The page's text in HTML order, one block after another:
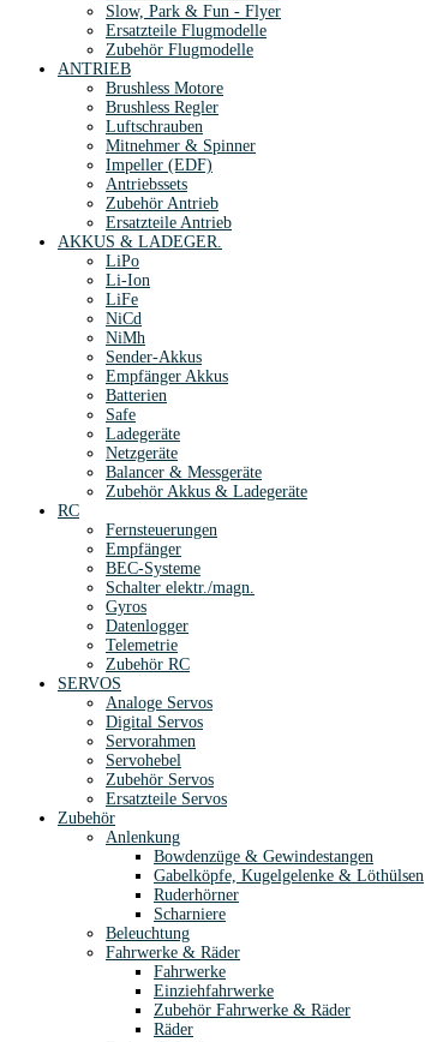
Slow, Park & Fun - Flyer
Ersatzteile Flugmodelle
Zubehör Flugmodelle
ANTRIEB
Brushless Motore
Brushless Regler
Luftschrauben
Mitnehmer & Spinner
Impeller (EDF)
Antriebssets
Zubehör Antrieb
Ersatzteile Antrieb
AKKUS & LADEGER.
LiPo
Li-Ion
LiFe
NiCd
NiMh
Sender-Akkus
Empfänger Akkus
Batterien
Safe
Ladegeräte
Netzgeräte
Balancer & Messgeräte
Zubehör Akkus & Ladegeräte
RC
Fernsteuerungen
Empfänger
BEC-Systeme
Schalter elektr./magn.
Gyros
Datenlogger
Telemetrie
Zubehör RC
SERVOS
Analoge Servos
Digital Servos
Servorahmen
Servohebel
Zubehör Servos
Ersatzteile Servos
Zubehör
Anlenkung
Bowdenzüge & Gewindestangen
Gabelköpfe, Kugelgelenke & Löthülsen
Ruderhörner
Scharniere
Beleuchtung
Fahrwerke & Räder
Fahrwerke
Einziehfahrwerke
Zubehör Fahrwerke & Räder
Räder